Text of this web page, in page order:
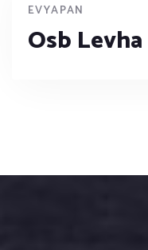
EVYAPAN
Osb Levha